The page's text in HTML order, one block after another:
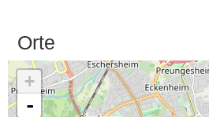
Orte
+
-